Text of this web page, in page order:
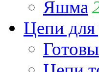
Яшма
Цепи